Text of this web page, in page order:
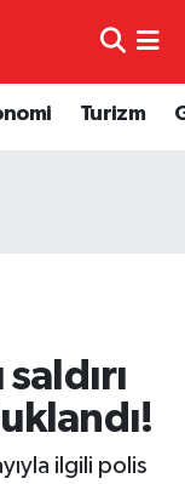
Turizm
ilgili polis